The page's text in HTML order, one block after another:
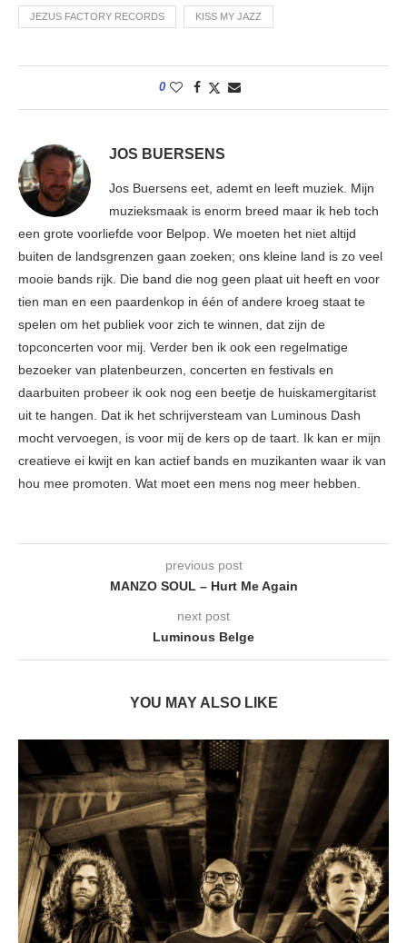
JEZUS FACTORY RECORDS KISS MY JAZZ
0
JOS BUERSENS
Jos Buersens eet, ademt en leeft muziek. Mijn
muzieksmaak is enorm breed maar ik heb toch
een grote voorliefde voor Belpop. We moeten het niet altijd
buiten de landsgrenzen gaan zoeken; ons kleine land is zo veel
mooie bands rijk. Die band die nog geen plaat uit heeft en voor
tien man en een paardenkop in één of andere kroeg staat te
spelen om het publiek voor zich te winnen, dat zijn de
topconcerten voor mij. Verder ben ik ook een regelmatige
bezoeker van platenbeurzen, concerten en festivals en
daarbuiten probeer ik ook nog een beetje de huiskamergitarist
uit te hangen. Dat ik het schrijversteam van Luminous Dash
mocht vervoegen, is voor mij de kers op de taart. Ik kan er mijn
creatieve ei kwijt en kan actief bands en muzikanten waar ik van
hou mee promoten. Wat moet een mens nog meer hebben.
previous post
MANZO SOUL – Hurt Me Again
next post
Luminous Belge
YOU MAY ALSO LIKE